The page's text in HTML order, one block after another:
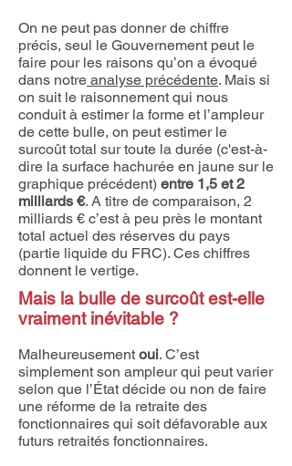
On ne peut pas donner de chiffre
précis, seul le Gouvernement peut le
faire pour les raisons qu’on a évoqué
dans notre analyse précédente. Mais si
on suit le raisonnement qui nous
conduit à estimer la forme et l’ampleur
de cette bulle, on peut estimer le
surcoût total sur toute la durée (c'est-à-
dire la surface hachurée en jaune sur le
graphique précédent) entre 1,5 et 2
milliards €. A titre de comparaison, 2
milliards € c’est à peu près le montant
total actuel des réserves du pays
(partie liquide du FRC). Ces chiffres
donnent le vertige.
Mais la bulle de surcoût est-elle
vraiment inévitable ?
Malheureusement oui. C’est
simplement son ampleur qui peut varier
selon que l’État décide ou non de faire
une réforme de la retraite des
fonctionnaires qui soit défavorable aux
futurs retraités fonctionnaires.